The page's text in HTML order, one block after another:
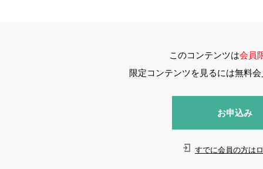
このコンテンツは会員
限定コンテンツを見るには無料
お申込み
すでに会員の方は